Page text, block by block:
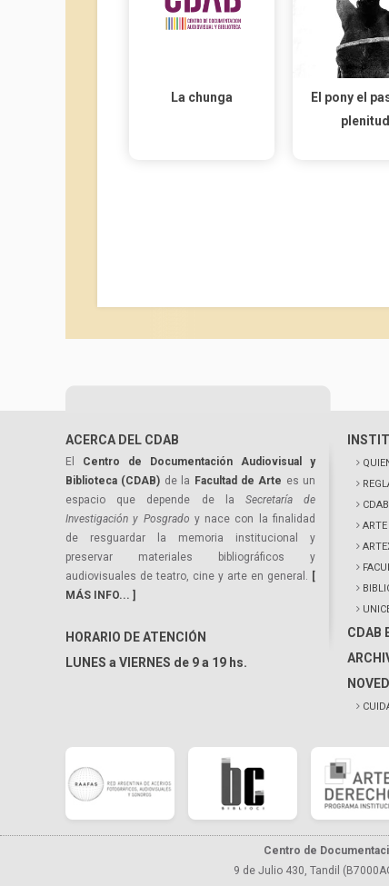
La chunga
El pony el
plenitud
ACERCA DEL CDAB
El Centro de Documentación Audiovisual y
Biblioteca (CDAB) de la Facultad de Arte es un
espacio que depende de la Secretaría de
Investigación y Posgrado y nace con la finalidad
de resguardar la memoria institucional y
preservar materiales bibliográficos y
audiovisuales de teatro, cine y arte en general. [
MÁS INFO... ]
HORARIO DE ATENCIÓN
LUNES a VIERNES de 9 a 19 hs.
ARTE
CDAB
Centro de
9 de Julio 430, Tandil